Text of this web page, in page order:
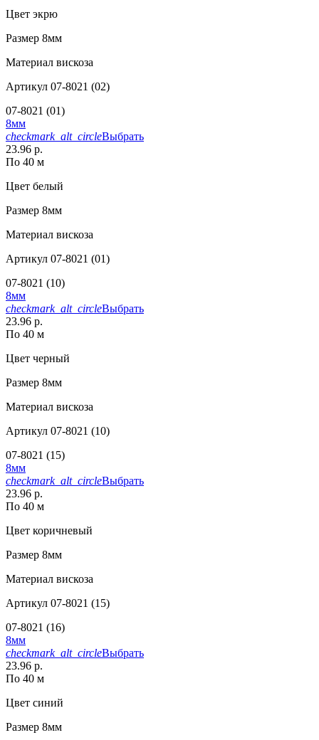
Цвет экрю
Размер 8мм
Материал вискоза
Артикул 07-8021 (02)
07-8021 (01)
8мм
checkmark_alt_circleВыбрать
23.96 р.
По 40 м
Цвет белый
Размер 8мм
Материал вискоза
Артикул 07-8021 (01)
07-8021 (10)
8мм
checkmark_alt_circleВыбрать
23.96 р.
По 40 м
Цвет черный
Размер 8мм
Материал вискоза
Артикул 07-8021 (10)
07-8021 (15)
8мм
checkmark_alt_circleВыбрать
23.96 р.
По 40 м
Цвет коричневый
Размер 8мм
Материал вискоза
Артикул 07-8021 (15)
07-8021 (16)
8мм
checkmark_alt_circleВыбрать
23.96 р.
По 40 м
Цвет синий
Размер 8мм